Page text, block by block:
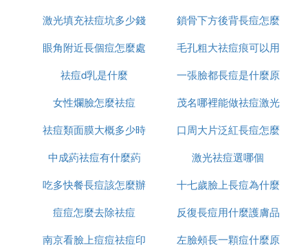
將100克綠豆研成細粉，倒入適量的溫開水，做成綠
臨睡前，先將臉部洗靜擦乾，然後塗擦上綠豆霜適
量，並以雙手食、中、無名指指腹輕輕塗抹，堅持10
～20分鍾。每天使用，使用一段時間（1—2個月)
後，青春痘明顯改善。
少男少女面部最容易患痤瘡（青春痘)，可打爛新鮮
天塗1～2次，大概7～10天後，可以看到青春痘明顯
被改善。
平補平瀉法，得氣後留針30分鍾，每天1次，7次為1
個療程。
祛痘坑
有賣
激光填充祛痘坑多少錢
鎖骨下方後背長痘怎麼
消除
眼角附近長個痘怎麼處
理
毛孔粗大祛痘痕可以用
什麼
祛痘d乳是什麼
一張臉都長痘是什麼原
因
女性爛臉怎麼祛痘
茂名哪裡能做祛痘激光
祛痘類面膜大概多少時
間用一次
口周大片泛紅長痘怎麼
辦
中成葯祛痘有什麼葯
激光祛痘選哪個
吃多快餐長痘該怎麼辦
十七歲臉上長痘為什麼
痘痘怎麼去除祛痘
反復長痘用什麼護膚品
祛痘
南京看臉上痘痘祛痘印
左臉頰長一顆痘什麼原